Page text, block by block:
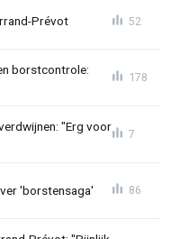
Prévot 52
borstcontrole:
178
"Erg voor
7
'borstensaga' 86